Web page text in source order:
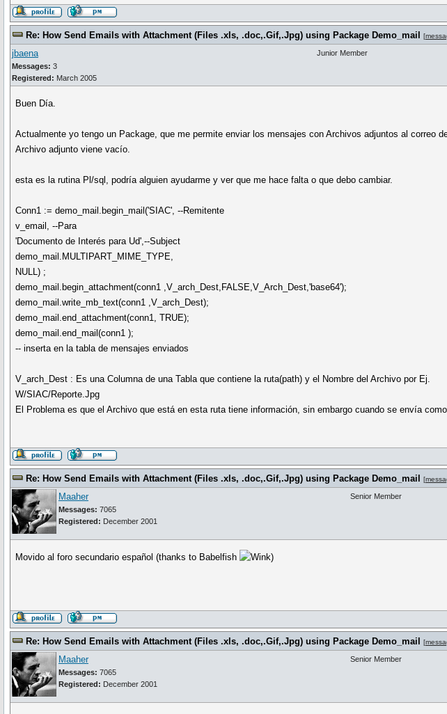
Re: How Send Emails with Attachment (Files .xls, .doc,.Gif,.Jpg) using Package Demo_mail [
jbaena
Messages: 3
Registered: March 2005
Junior Member
Buen Día.
Actualmente yo tengo un Package, que me permite enviar los mensajes con Archivos adjuntos al
Archivo adjunto viene vacío.
esta es la rutina Pl/sql, podría alguien ayudarme y ver que me hace falta o que debo cambiar.
Conn1 := demo_mail.begin_mail('SIAC', --Remitente
v_email, --Para
'Documento de Interés para Ud',--Subject
demo_mail.MULTIPART_MIME_TYPE,
NULL) ;
demo_mail.begin_attachment(conn1 ,V_arch_Dest,FALSE,V_Arch_Dest,'base64');
demo_mail.write_mb_text(conn1 ,V_arch_Dest);
demo_mail.end_attachment(conn1, TRUE);
demo_mail.end_mail(conn1 );
-- inserta en la tabla de mensajes enviados
V_arch_Dest : Es una Columna de una Tabla que contiene la ruta(path) y el Nombre del Archivo por Ej.
W/SIAC/Reporte.Jpg
El Problema es que el Archivo que está en esta ruta tiene información, sin embargo cuando se envía
Re: How Send Emails with Attachment (Files .xls, .doc,.Gif,.Jpg) using Package Demo_mail [
Maaher
Messages: 7065
Registered: December 2001
Senior Member
Movido al foro secundario español (thanks to Babelfish )
Re: How Send Emails with Attachment (Files .xls, .doc,.Gif,.Jpg) using Package Demo_mail [
Maaher
Messages: 7065
Registered: December 2001
Senior Member